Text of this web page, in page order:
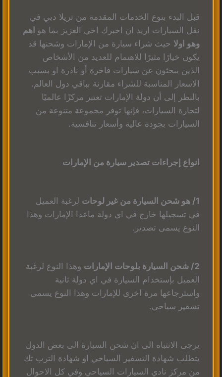
قبل البدء بنوع الخدمات المقدمة من تريلا دبي في
نقل السيارات اريد ان اخبرك اخي العزيز بما هو اهم
وهو اولا حيث شراء سيارة من الإمارات وشحنها قد
يكون خيارًا مثيرًا للاهتمام للعديد من الأشخاص
الذين يبحثون عن سيارات فاخرة أو نادرة او بسبب
الاسعار المناسبة للشراء مقارنة بباقي دول العالم.
بالنظر إلى أن دولة الإمارات تعتبر مركزًا عالميًا
لتجارة السيارات، فإنها توفر مجموعة متنوعة من
السيارات بجودة عالية وأسعار تنافسية.
انواع إجراءات تصدير سيارة من الإمارات
1/ هو شحن السيارة من غير لوحات
لرغبة العميل
في تسجيلها خارج في اي دولة ماعدا الإمارات وهذا
النوع يسمى تصدير.
2/ شحن السيارة بلوحات الإمارات
وهذا النوع لرغبة
العميل بإستخدام السيارة في اي دولة ثانية
واسترجاعها مرة اخرى للإمارات وهذا النوع يسمى
تسفير سياحي.
يرجى الانتباه الى ان شحن السيارة الى بعض الدول
يتطلب شهادة التسفير السياحي او شهادة الترب تك
من مركز نادي السيارات السياحي وفي كل الاحوال